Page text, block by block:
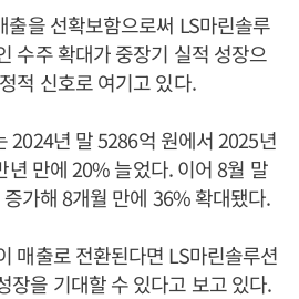
출을 선확보함으로써 LS마린솔루
수주 확대가 중장기 실적 성장으
적 신호로 여기고 있다.
2024년 말 5286억 원에서 2025년
년 만에 20% 늘었다. 이어 8월 말
가해 8개월 만에 36% 확대됐다.
매출로 전환된다면 LS마린솔루션
장을 기대할 수 있다고 보고 있다.